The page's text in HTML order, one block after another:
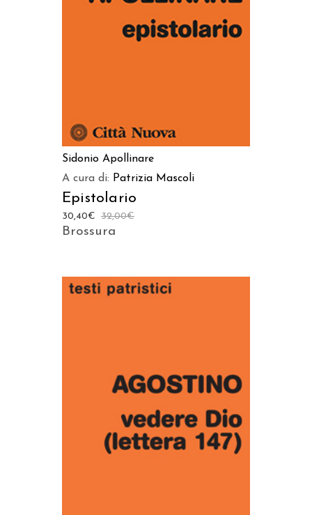
AGGIUNGI AL CARRELLO
Sidonio Apollinare
A cura di: Patrizia Mascoli
Epistolario
32,00€
30,40€
Brossura
AGGIUNGI AL CARRELLO